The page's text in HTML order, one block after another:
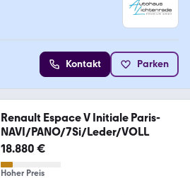
Kontakt Parken
Renault Espace V Initiale Paris-
NAVI/PANO/7Si/Leder/VOLL
18.880 €
Hoher Preis